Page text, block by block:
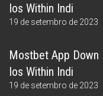
Ios Within Indi
19 de setembro de 2023
Mostbet App Down
Ios Within Indi
19 de setembro de 2023